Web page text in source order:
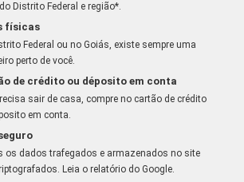
Distrito Federal e região*.
físicas
Federal ou no Goiás, existe sempre uma
perto de você.
de crédito ou déposito em conta
sair de casa, compre no cartão de crédito
em conta.
os dados trafegados e armazenados no site
Leia o relatório do Google.